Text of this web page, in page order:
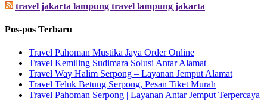
travel jakarta lampung travel lampung jakarta
Pos-pos Terbaru
Travel Pahoman Mustika Jaya Order Online
Travel Kemiling Sudimara Solusi Antar Alamat
Travel Way Halim Serpong – Layanan Jemput Alamat
Travel Teluk Betung Serpong, Pesan Tiket Murah
Travel Pahoman Serpong | Layanan Antar Jemput Terpercaya